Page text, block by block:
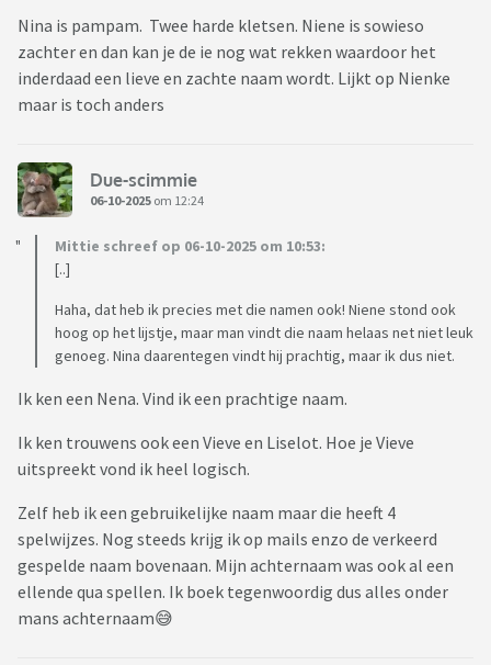
Nina is pampam. Twee harde kletsen. Niene is sowieso
zachter en dan kan je de ie nog wat rekken waardoor het
inderdaad een lieve en zachte naam wordt. Lijkt op Nienke
maar is toch anders
Due-scimmie
06-10-2025 om 12:24
Mittie schreef op 06-10-2025 om 10:53:
[..]
Haha, dat heb ik precies met die namen ook! Niene stond ook
hoog op het lijstje, maar man vindt die naam helaas net niet leuk
genoeg. Nina daarentegen vindt hij prachtig, maar ik dus niet.
Ik ken een Nena. Vind ik een prachtige naam.
Ik ken trouwens ook een Vieve en Liselot. Hoe je Vieve
uitspreekt vond ik heel logisch.
Zelf heb ik een gebruikelijke naam maar die heeft 4
spelwijzes. Nog steeds krijg ik op mails enzo de verkeerd
gespelde naam bovenaan. Mijn achternaam was ook al een
ellende qua spellen. Ik boek tegenwoordig dus alles onder
mans achternaam😅